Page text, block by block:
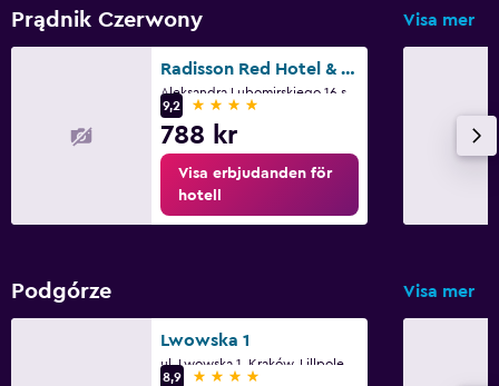
Prądnik Czerwony Visa mer
Radisson Red Hotel & Apartments, Krakow
9,2
4 stjärnor
788 kr
Visa erbjudanden för
hotell
Podgórze Visa mer
Lwowska 1
8,9
4 stjärnor